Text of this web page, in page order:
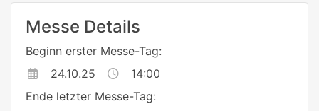
Messe Details
Beginn erster Messe-Tag:
24.10.25
14:00
Ende letzter Messe-Tag: